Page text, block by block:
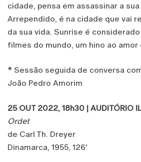
cidade, pensa em assassinar a
Arrependido, é na cidade que vai
da sua vida. Sunrise é
filmes do mundo, um hino ao amor
* Sessão seguida de conversa
João Pedro Amorim
25 OUT 2022, 18h30 | AUDITÓRIO
Ordet
de Carl Th. Dreyer
Dinamarca, 1955, 126'